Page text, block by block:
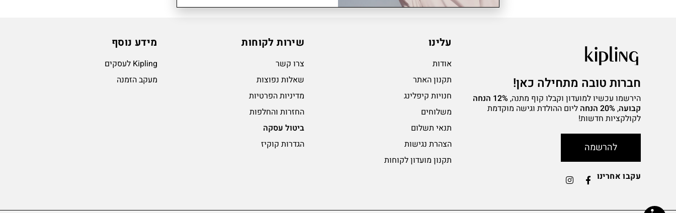
מידע נוסף
Kipling לעסקים
מעקב הזמנה
שירות לקוחות
צרו קשר
שאלות נפוצות
מדיניות הפרטיות
החזרות והחלפות
ביטול עסקה
הגדרות קוקיז
עלינו
אודות
תקנון האתר
חנויות קיפלינג
משלוחים
תנאי תשלום
הצהרת נגישות
תקנון מועדון לקוחות
חברות טובה מתחילה כאן!
הירשמו עכשיו למועדון וקבלו קוף מתנה,
12% הנחה
קבועה,
ליום ההולדת וגישה מוקדמת
לקולקציות חדשות!
להרשמה
עקבו אחרינו